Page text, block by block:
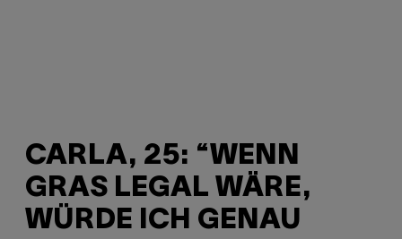
CARLA, 25: “WENN
GRAS LEGAL WÄRE,
WÜRDE ICH GENAU